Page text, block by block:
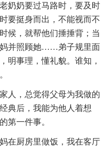
奶奶要过马路时，要及时
要挺身而出，不能视而不
候，就帮他们捶捶背；当
并照顾她……弟子规里面
明事理，懂礼貌。谁知，
人，总觉得父母为我做的
典后，我能为他人着想
第一件事。
在厨房里做饭，我在客厅